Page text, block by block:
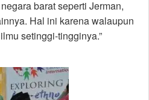
barat seperti Jerman,
Hal ini karena walaupun
setinggi-tingginya.”